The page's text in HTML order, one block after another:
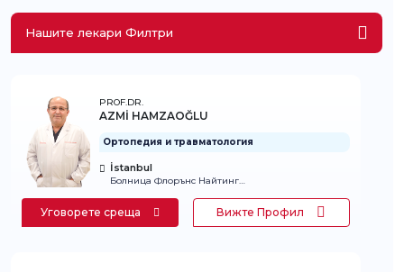
Нашите лекари Филтри
PROF.DR.
AZMİ HAMZAOĞLU
Ортопедия и травматология
İstanbul
Болница Флорънс Найтингейл
Уговорете среща Вижте Профил